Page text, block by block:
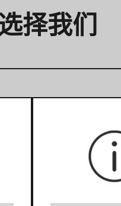
择我们